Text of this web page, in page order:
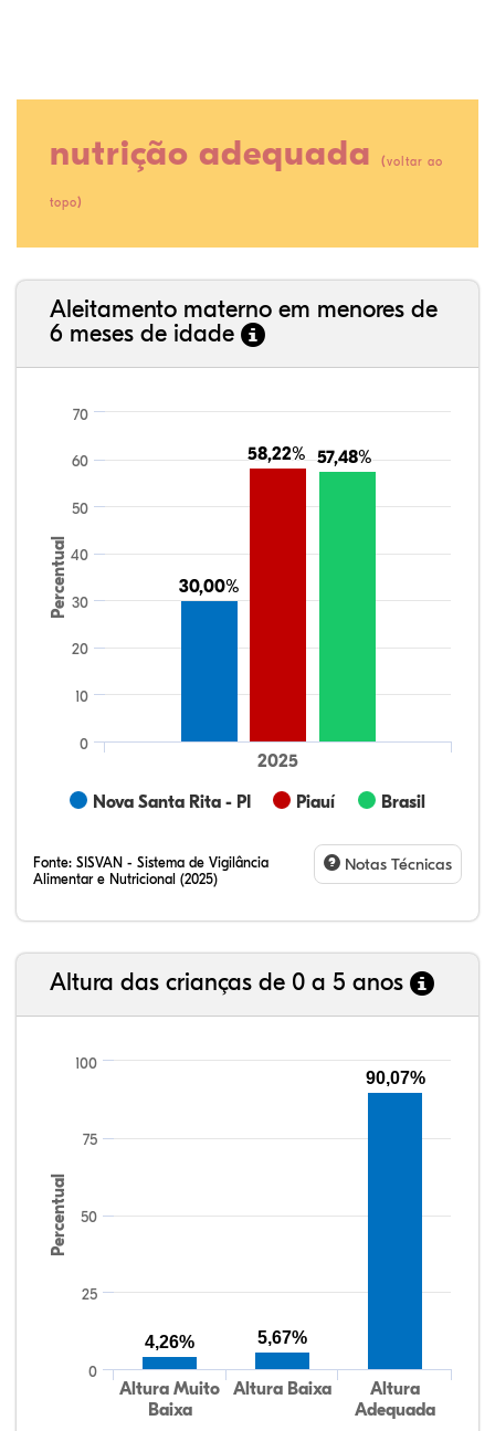
nutrição adequada (voltar ao
topo)
Aleitamento materno em menores de
6 meses de idade
Percentual 30,00%
30,00%
58,22%
58,22% 57,48%
57,48%
Nova Santa Rita - PI Piauí Brasil
2025
0
10
20
30
40
50
60
70
Fonte: SISVAN - Sistema de Vigilância
Alimentar e Nutricional (2025)
Notas Técnicas
Altura das crianças de 0 a 5 anos
Percentual
Altura Muito
Baixa
Altura Baixa
Altura
Adequada
0
100
25
50
75
4,26% 5,67%
90,07%
11,23%
2,41%
0,00%
75,13%
0,53%
10,70%
35,89%
3,62%
0,11%
52,11%
2,54%
5,72%